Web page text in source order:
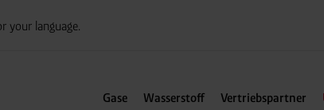
your language.
Gase Wasserstoff Vertriebspartner